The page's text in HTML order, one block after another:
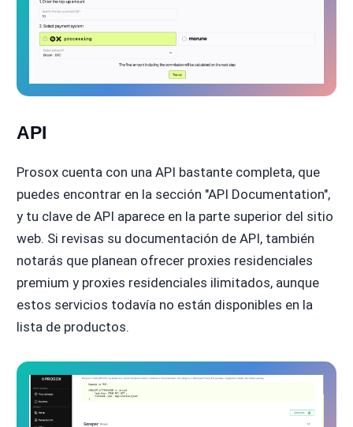
API
Prosox cuenta con una API bastante completa, que
puedes encontrar en la sección "API Documentation",
y tu clave de API aparece en la parte superior del sitio
web. Si revisas su documentación de API, también
notarás que planean ofrecer proxies residenciales
premium y proxies residenciales ilimitados, aunque
estos servicios todavía no están disponibles en la
lista de productos.